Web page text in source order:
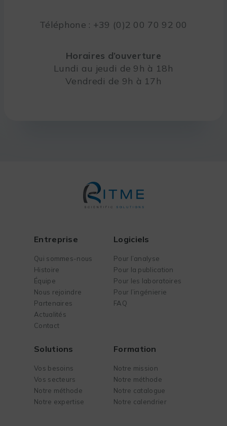
Téléphone : +39 (0)2 00 70 92 00
Horaires d’ouverture
Lundi au jeudi de 9h à 18h
Vendredi de 9h à 17h
Entreprise
Qui sommes-nous
Histoire
Équipe
Nous rejoindre
Partenaires
Actualités
Contact
Logiciels
Pour l’analyse
Pour la publication
Pour les laboratoires
Pour l’ingénierie
FAQ
Solutions
Vos besoins
Vos secteurs
Notre méthode
Notre expertise
Formation
Notre mission
Notre méthode
Notre catalogue
Notre calendrier